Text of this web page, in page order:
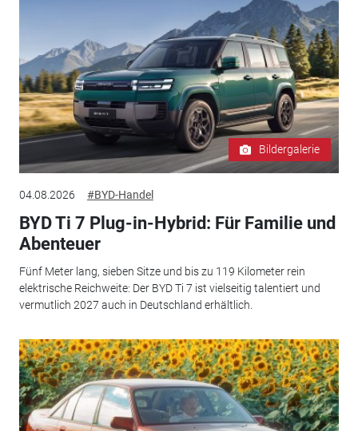
Bildergalerie
04.08.2026 #BYD-Handel
BYD Ti 7 Plug-in-Hybrid: Für Familie und
Abenteuer
Fünf Meter lang, sieben Sitze und bis zu 119 Kilometer rein
elektrische Reichweite: Der BYD Ti 7 ist vielseitig talentiert und
vermutlich 2027 auch in Deutschland erhältlich.